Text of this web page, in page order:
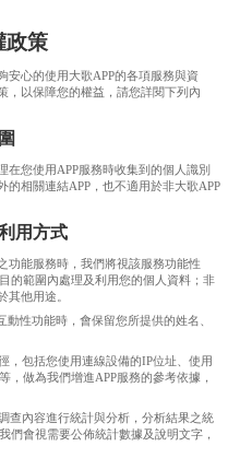
政策
安心的使用大歌APP的各項服務與資
，以保障您的權益，請您詳閱下列內
在您使用APP服務時收集到的個人識別
的相關連結APP，也不適用於非大歌APP
用方式
功能服務時，我們將視該服務功能性
的範圍內處理及利用您的個人資料；非
其他用途。
性功能時，會保留您所提供的姓名、
，包括您使用連線設備的IP位址、使用
，做為我們增進APP服務的參考依據，
查內容進行統計與分析，分析結果之統
們會視需要公佈統計數據及說明文字，